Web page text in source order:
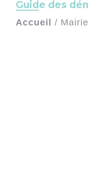
Guide des
Accueil / Mairie